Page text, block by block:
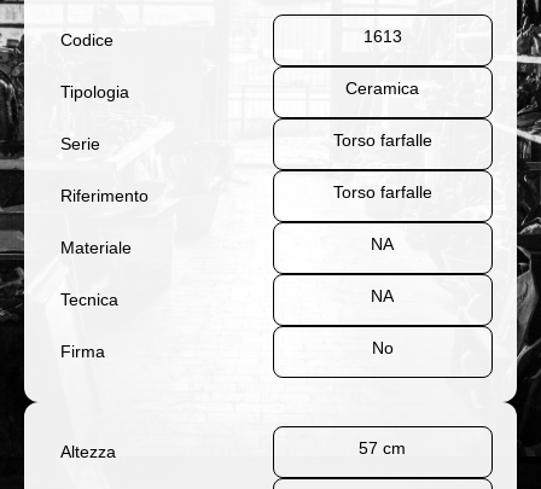
Codice 1613
Tipologia Ceramica
Serie Torso farfalle
Riferimento Torso farfalle
Materiale NA
Tecnica NA
Firma No
Altezza 57 cm